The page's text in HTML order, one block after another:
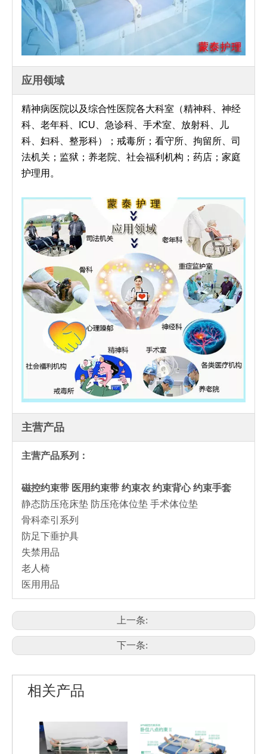
应用领域
精神病医院以及综合性医院各大科室（精神科、神经
科、老年科、ICU、急诊科、手术室、放射科、儿
科、妇科、整形科）；戒毒所；看守所、拘留所、司
法机关；监狱；养老院、社会福利机构；药店；家庭
护理用。
主营产品
主营产品系列：
磁控约束带 医用约束带 约束衣 约束背心 约束手套
静态防压疮床垫 防压疮体位垫 手术体位垫
骨科牵引系列
防足下垂护具
失禁用品
老人椅
医用用品
上一条:
下一条:
相关产品